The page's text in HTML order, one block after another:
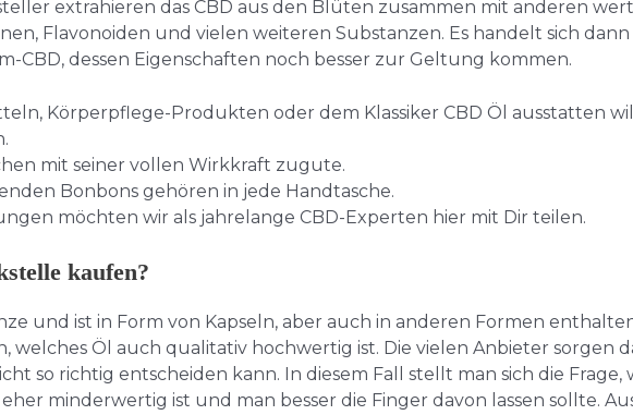
extrahieren das CBD aus den Blüten zusammen mit anderen
Flavonoiden und vielen weiteren Substanzen. Es handelt sich
CBD, dessen Eigenschaften noch besser zur Geltung kommen.
Körperpflege-Produkten oder dem Klassiker CBD Öl ausstatten
mit seiner vollen Wirkkraft zugute.
Bonbons gehören in jede Handtasche.
möchten wir als jahrelange CBD-Experten hier mit Dir teilen.
kaufen?
und ist in Form von Kapseln, aber auch in anderen Formen
welches Öl auch qualitativ hochwertig ist. Die vielen Anbieter sorgen
so richtig entscheiden kann. In diesem Fall stellt man sich die Frage,
minderwertig ist und man besser die Finger davon lassen sollte.